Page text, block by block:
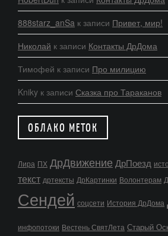
888starz_anSa к записи Привет, мир!
Николай к записи Контакты ДрДома
Тимофей к записи Про милицию
Kniky к записи Сказка про Тараканов
ОБЛАКО МЕТОК
Лира ПХ ДрДвижение ДрПоезд
текст дртексты ДрКартинки Волонтерам
Сендей соцсети История ДрДома
инфопотоки Вестень СвятЛета Старый